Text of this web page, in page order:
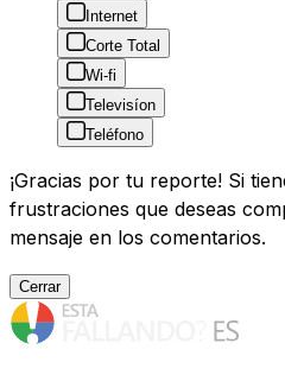
Internet
Corte Total
Wi-fi
Televisíon
Teléfono
¡Gracias por tu reporte! Si
frustraciones que deseas
mensaje en los comentarios.
Cerrar